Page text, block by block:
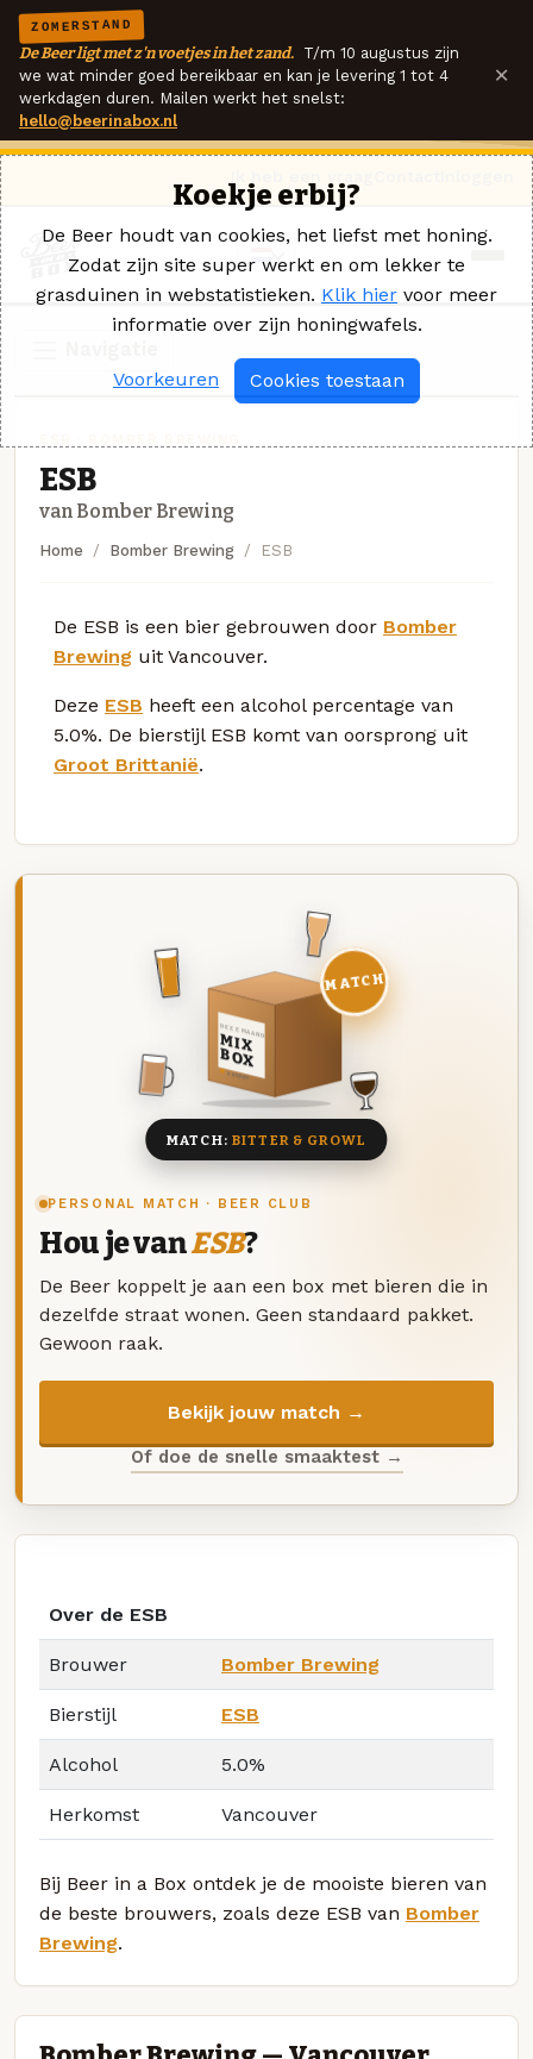
ZOMERSTAND
De Beer ligt met z'n voetjes in het zand. T/m 10 augustus zijn
we wat minder goed bereikbaar en kan je levering 1 tot 4
werkdagen duren. Mailen werkt het snelst:
hello@beerinabox.nl
×
ESB
van Bomber Brewing
Home Bomber Brewing ESB
De ESB is een bier gebrouwen door Bomber
Brewing uit Vancouver.
Deze ESB heeft een alcohol percentage van
5.0%. De bierstijl ESB komt van oorsprong uit
Groot Brittanië.
PERSONAL MATCH · BEER CLUB
Hou je vanESB?
De Beer koppelt je aan een box met bieren die in
dezelfde straat wonen. Geen standaard pakket.
Gewoon raak.
Bekijk jouw match →
Of doe de snelle smaaktest →
DEZE MAAND
MIX
BOX
8 BIEREN
MATCH
MATCH: BITTER & GROWL
Over de ESB
Brouwer Bomber Brewing
Bierstijl ESB
Alcohol 5.0%
Herkomst Vancouver
Bij Beer in a Box ontdek je de mooiste bieren van
de beste brouwers, zoals deze ESB van Bomber
Brewing.
Koekje erbij?
De Beer houdt van cookies, het liefst met honing.
Zodat zijn site super werkt en om lekker te
grasduinen in webstatistieken. Klik hier voor meer
informatie over zijn honingwafels.
Voorkeuren Cookies toestaan